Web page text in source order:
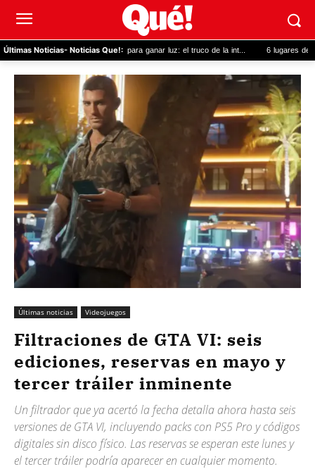
Últimas Noticias- Noticias Que!:
Reforma de piso para ganar luz: el truco de la int... 6 lugares del mundo
Últimas noticias Videojuegos
Filtraciones de GTA VI: seis
ediciones, reservas en mayo y
tercer tráiler inminente
Un filtrador que ya acertó la fecha detalla ahora hasta seis
versiones de GTA VI, incluyendo packs con PS5 Pro y códigos
digitales sin disco físico. Las reservas se esperan este lunes y
el tercer tráiler podría aparecer en cualquier momento.